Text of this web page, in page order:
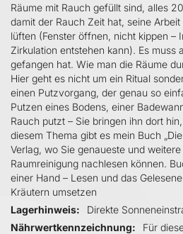
Räume mit Rauch gefüllt sind, alles
damit der Rauch Zeit hat, seine
lüften (Fenster öffnen, nicht kippen –
Zirkulation entstehen kann). Es muss
gefangen hat. Wie man die Räume
Hier geht es nicht um ein Ritual
einen Putzvorgang, der genau so
Putzen eines Bodens, einer
Rauch putzt – Sie bringen ihn dort
diesem Thema gibt es mein Buch
Verlag, wo Sie genaueste und
Raumreinigung nachlesen können.
einer Hand – Lesen und das
Kräutern umsetzen
Lagerhinweis
Direkte
Nährwertkennzeichnung
Für